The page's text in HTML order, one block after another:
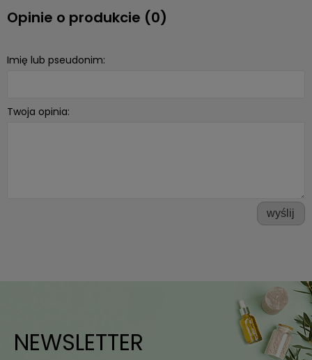
Opinie o produkcie (0)
Imię lub pseudonim:
Twoja opinia:
wyślij
NEWSLETTER